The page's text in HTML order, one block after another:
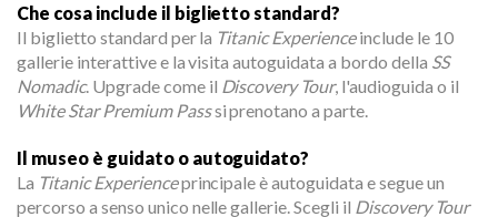
Che cosa include il biglietto standard?
Il biglietto standard per la Titanic Experienceinclude le 10
gallerie interattive e la visita autoguidata a bordo della SS
Nomadic. Upgrade come il Discovery Tour, l'audioguida o il
White Star Premium Passsi prenotano a parte.
Il museo è guidato o autoguidato?
La Titanic Experienceprincipale è autoguidata e segue un
percorso a senso unico nelle gallerie. Scegli il Discovery Tour